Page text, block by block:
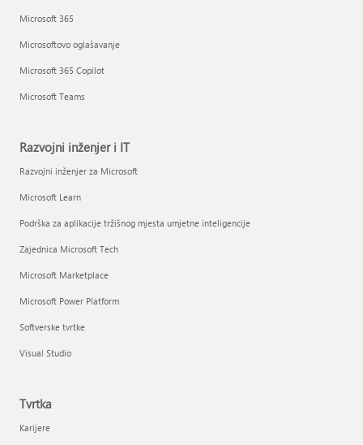
Microsoft 365
Microsoftovo oglašavanje
Microsoft 365 Copilot
Microsoft Teams
Razvojni inženjer i IT
Razvojni inženjer za Microsoft
Microsoft Learn
Podrška za aplikacije tržišnog mjesta umjetne inteligencije
Zajednica Microsoft Tech
Microsoft Marketplace
Microsoft Power Platform
Softverske tvrtke
Visual Studio
Tvrtka
Karijere